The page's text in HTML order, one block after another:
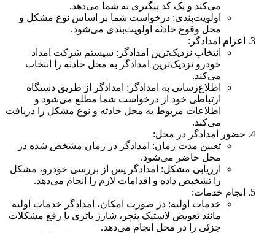
می‌کند و یک کد پیگیری به شما می‌دهد.
اولویت‌بندی: درخواست شما بر اساس نوع مشکل و
محل وقوع حادثه اولویت‌بندی می‌شود.
اعزام امدادگر:
انتخاب نزدیک‌ترین امدادگر: سیستم شرکت امداد
خودرو نزدیک‌ترین امدادگر به محل حادثه را انتخاب
می‌کند.
اطلاع‌رسانی به امدادگر: امدادگر از طریق دستگاه
ارتباطی خود از درخواست شما مطلع می‌شود و
اطلاعات مربوط به محل حادثه و نوع مشکل را دریافت
می‌کند.
حضور امدادگر در محل:
تعیین مدت زمان: امدادگر در زمان مشخص شده در
محل حاضر می‌شود.
ارزیابی مشکل: امدادگر پس از بررسی خودرو، مشکل
را تشخیص داده و اقدامات لازم را انجام می‌دهد.
انجام خدمات:
خدمات اولیه: در صورت امکان، امدادگر خدمات اولیه
مانند تعویض لاستیک پنچر، شارژ باتری یا رفع مشکلات
جزئی را در محل انجام می‌دهد.